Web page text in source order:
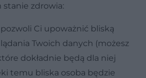
stanie zdrowia:
Ci upoważnić bliską
Twoich danych (możesz
dokładnie będą dla niej
temu bliska osoba będzie